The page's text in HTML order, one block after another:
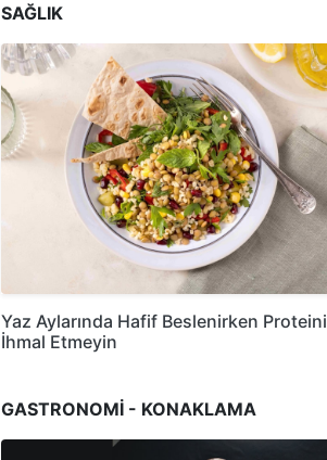
SAĞLIK
Yaz Aylarında Hafif Beslenirken Proteini
İhmal Etmeyin
GASTRONOMİ - KONAKLAMA